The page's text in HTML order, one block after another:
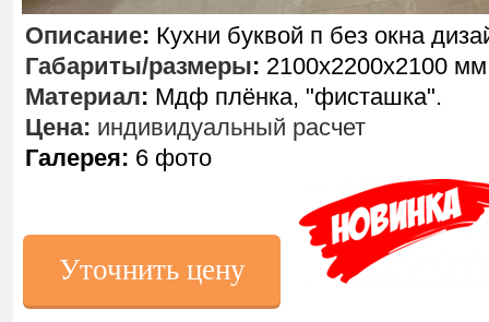
Уточнить цену
Описание: Кухни буквой п без окна
Габариты/размеры: 2100х2200х2100
Материал: Мдф плёнка, "фисташка".
Цена: индивидуальный расчет
Галерея: 6 фото